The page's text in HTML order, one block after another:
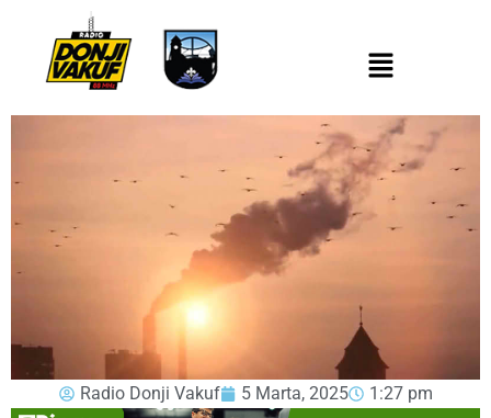
Radio Donji Vakuf 5 Marta, 2025 1:27 pm